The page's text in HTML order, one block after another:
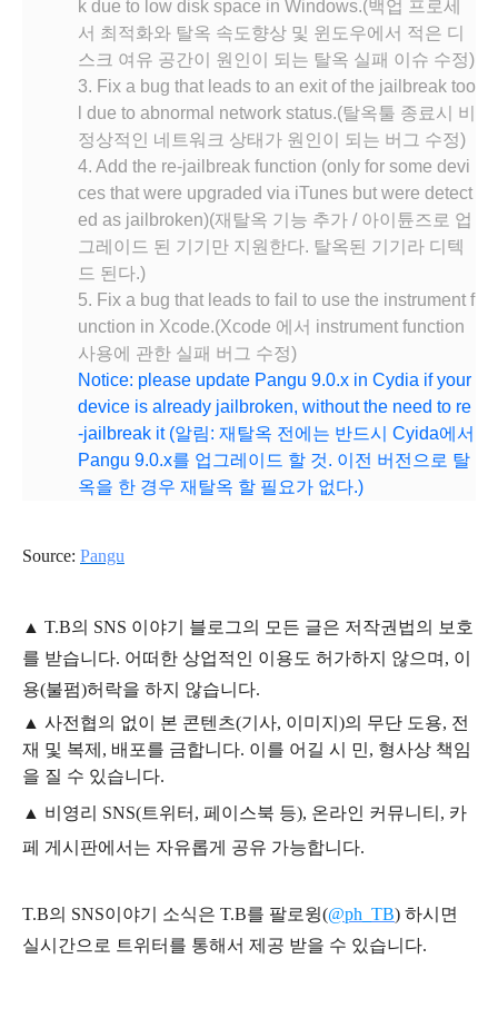
k due to low disk space in Windows.(백업 프로세
서 최적화와 탈옥 속도향상 및 윈도우에서 적은 디
스크 여유 공간이 원인이 되는 탈옥 실패 이슈 수정)
3. Fix a bug that leads to an exit of the jailbreak too
l due to abnormal network status.(탈옥툴 종료시 비
정상적인 네트워크 상태가 원인이 되는 버그 수정)
4. Add the re-jailbreak function (only for some devi
ces that were upgraded via iTunes but were detect
ed as jailbroken)(재탈옥 기능 추가 / 아이튠즈로 업
그레이드 된 기기만 지원한다. 탈옥된 기기라 디텍
드 된다.)
5. Fix a bug that leads to fail to use the instrument f
unction in Xcode.(Xcode 에서 instrument function
사용에 관한 실패 버그 수정)
Notice: please update Pangu 9.0.x in Cydia if your
device is already jailbroken, without the need to re
-jailbreak it (알림: 재탈옥 전에는 반드시 Cyida에서
Pangu 9.0.x를 업그레이드 할 것. 이전 버전으로 탈
옥을 한 경우 재탈옥 할 필요가 없다.)
Source: Pangu
▲ T.B의 SNS 이야기 블 로그의 모든 글은 저작권법의 보호
를 받습니다. 어떠한 상업적인 이용도 허가하지 않으며, 이
용(불펌)허락을 하지 않습니다.
▲ 사전협의 없이 본 콘텐츠(기사, 이미지)의 무단 도용, 전
재 및 복제, 배포를 금합니다. 이를 어길 시 민, 형사상 책임
을 질 수 있습니다.
▲ 비영리 SNS(트위터, 페이스북 등), 온라인 커뮤니티, 카
페 게시판에서는 자유롭게 공유 가능합니다.
T.B의 SNS이야기 소식은 T.B를 팔로윙(@ph_TB) 하시면
실시간으로 트위터를 통해서 제공 받을 수 있습니다.